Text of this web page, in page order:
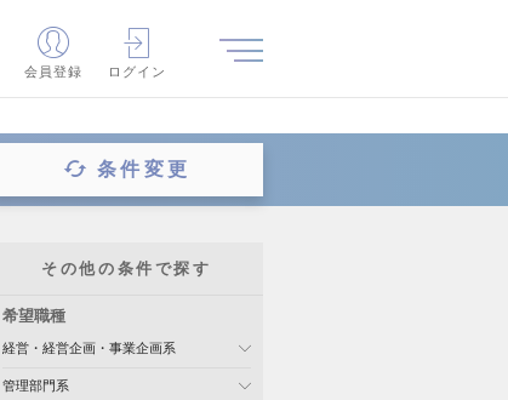
会員登録 ログイン
条件変更
その他の条件で探す
希望職種
経営・経営企画・事業企画系
管理部門系